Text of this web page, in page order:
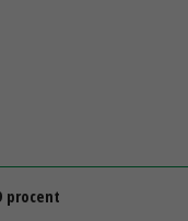
procent